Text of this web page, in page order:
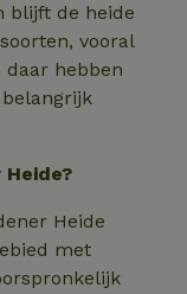
blijft de heide
vooral
hebben
Heide
met